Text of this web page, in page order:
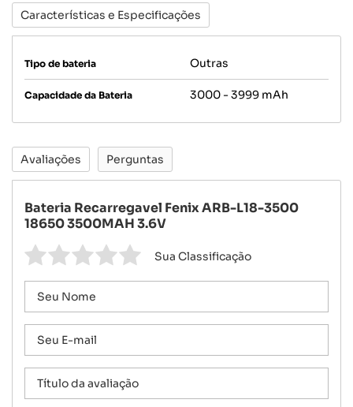
Características e Especificações
Tipo de bateria Outras
Capacidade da Bateria 3000 - 3999 mAh
Avaliações Perguntas
Bateria Recarregavel Fenix ARB-L18-3500
18650 3500MAH 3.6V
Sua Classificação